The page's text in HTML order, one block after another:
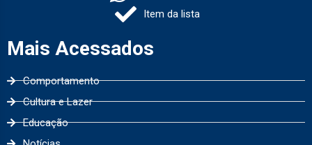
Item da lista
Mais Acessados
Comportamento
Cultura e Lazer
Educação